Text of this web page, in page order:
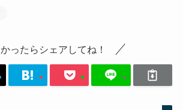
ったらシェアしてね！